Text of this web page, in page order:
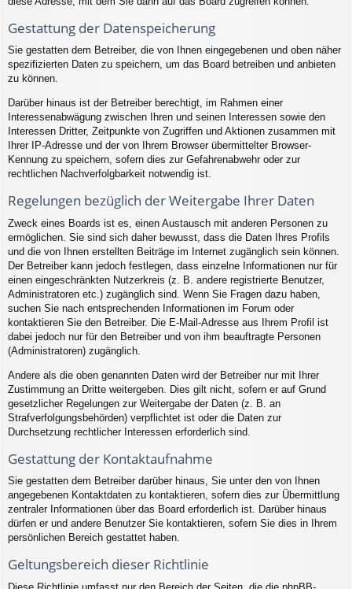
Gestattung der Datenspeicherung
Sie gestatten dem Betreiber, die von Ihnen eingegebenen und oben näher
spezifizierten Daten zu speichern, um das Board betreiben und anbieten
zu können.
Darüber hinaus ist der Betreiber berechtigt, im Rahmen einer
Interessenabwägung zwischen Ihren und seinen Interessen sowie den
Interessen Dritter, Zeitpunkte von Zugriffen und Aktionen zusammen mit
Ihrer IP-Adresse und der von Ihrem Browser übermittelter Browser-
Kennung zu speichern, sofern dies zur Gefahrenabwehr oder zur
rechtlichen Nachverfolgbarkeit notwendig ist.
Regelungen bezüglich der Weitergabe Ihrer Daten
Zweck eines Boards ist es, einen Austausch mit anderen Personen zu
ermöglichen. Sie sind sich daher bewusst, dass die Daten Ihres Profils
und die von Ihnen erstellten Beiträge im Internet zugänglich sein können.
Der Betreiber kann jedoch festlegen, dass einzelne Informationen nur für
einen eingeschränkten Nutzerkreis (z. B. andere registrierte Benutzer,
Administratoren etc.) zugänglich sind. Wenn Sie Fragen dazu haben,
suchen Sie nach entsprechenden Informationen im Forum oder
kontaktieren Sie den Betreiber. Die E-Mail-Adresse aus Ihrem Profil ist
dabei jedoch nur für den Betreiber und von ihm beauftragte Personen
(Administratoren) zugänglich.
Andere als die oben genannten Daten wird der Betreiber nur mit Ihrer
Zustimmung an Dritte weitergeben. Dies gilt nicht, sofern er auf Grund
gesetzlicher Regelungen zur Weitergabe der Daten (z. B. an
Strafverfolgungsbehörden) verpflichtet ist oder die Daten zur
Durchsetzung rechtlicher Interessen erforderlich sind.
Gestattung der Kontaktaufnahme
Sie gestatten dem Betreiber darüber hinaus, Sie unter den von Ihnen
angegebenen Kontaktdaten zu kontaktieren, sofern dies zur Übermittlung
zentraler Informationen über das Board erforderlich ist. Darüber hinaus
dürfen er und andere Benutzer Sie kontaktieren, sofern Sie dies in Ihrem
persönlichen Bereich gestattet haben.
Geltungsbereich dieser Richtlinie